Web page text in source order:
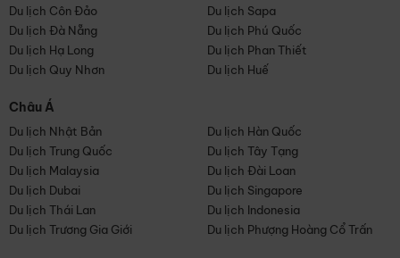
Du lịch Côn Đảo
Du lịch Sapa
Du lịch Đà Nẵng
Du lịch Phú Quốc
Du lịch Hạ Long
Du lịch Phan Thiết
Du lịch Quy Nhơn
Du lịch Huế
Châu Á
Du lịch Nhật Bản
Du lịch Hàn Quốc
Du lịch Trung Quốc
Du lịch Tây Tạng
Du lịch Malaysia
Du lịch Đài Loan
Du lịch Dubai
Du lịch Singapore
Du lịch Thái Lan
Du lịch Indonesia
Du lịch Trương Gia Giới
Du lịch Phượng Hoàng Cổ Trấn